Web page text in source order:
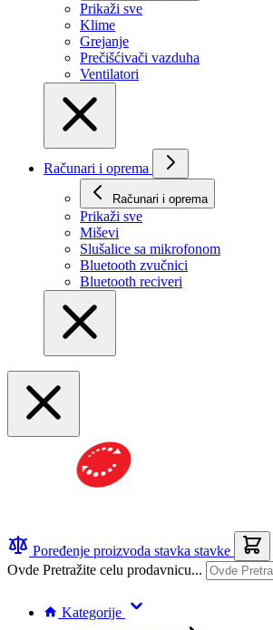
Prikaži svе
Klime
Grejanje
Prečišćivači vazduha
Ventilatori
Računari i oprema
Računari i oprema
Prikaži svе
Miševi
Slušalice sa mikrofonom
Bluetooth zvučnici
Bluetooth reciveri
Poređenje proizvoda stavka stavke
Ovde Pretražite celu prodavnicu...
Kategorije